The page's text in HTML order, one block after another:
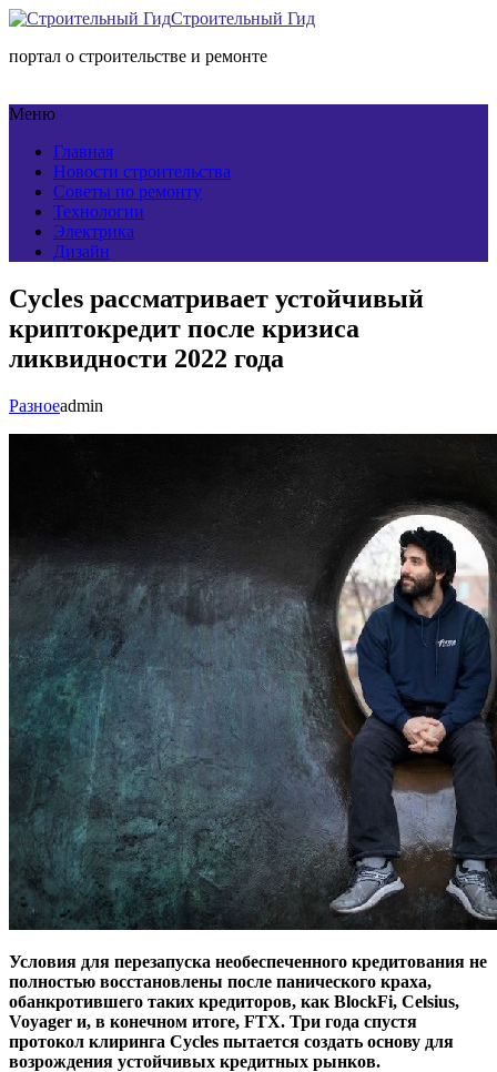
Строительный Гид
портал о строительстве и ремонте
Меню
Главная
Новости строительства
Советы по ремонту
Технологии
Электрика
Дизайн
Cycles рассматривает устойчивый
криптокредит после кризиса
ликвидности 2022 года
Разноеadmin
Условия для перезапуска необеспеченного кредитования не
полностью восстановлены после панического краха,
обанкротившего таких кредиторов, как BlockFi, Celsius,
Voyager и, в конечном итоге, FTX. Три года спустя
протокол клиринга Cycles пытается создать основу для
возрождения устойчивых кредитных рынков.